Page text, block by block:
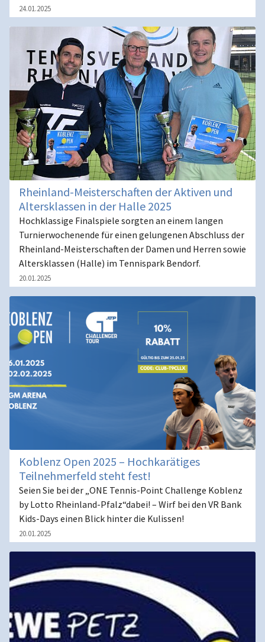
24.01.2025
Rheinland-Meisterschaften der Aktiven und
Altersklassen in der Halle 2025
Hochklassige Finalspiele sorgten an einem langen
Turnierwochenende für einen gelungenen Abschluss der
Rheinland-Meisterschaften der Damen und Herren sowie
Altersklassen (Halle) im Tennispark Bendorf.
20.01.2025
Koblenz Open 2025 – Hochkarätiges
Teilnehmerfeld steht fest!
Seien Sie bei der „ONE Tennis-Point Challenge Koblenz
by Lotto Rheinland-Pfalz“dabei! – Wirf bei den VR Bank
Kids-Days einen Blick hinter die Kulissen!
20.01.2025